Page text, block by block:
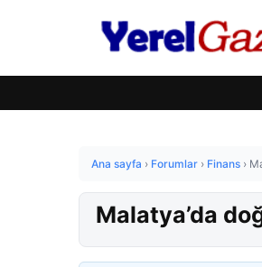
Ana sayfa › Forumlar › Finans ›
Malatya’da